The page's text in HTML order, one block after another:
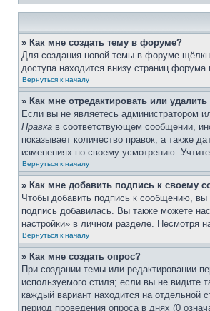
» Как мне создать тему в форуме?
Для создания новой темы в форуме
доступа находится внизу страниц
Вернуться к началу
» Как мне отредактировать или
Если вы не являетесь администратором
Правка в соответствующем сообщении,
показывает количество правок, а также
изменениях по своему усмотрению.
Вернуться к началу
» Как мне добавить подпись к своему
Чтобы добавить подпись к сообщению,
подпись добавилась. Вы также можете
настройки» в личном разделе. Несмотря
Вернуться к началу
» Как мне создать опрос?
При создании темы или редактировании
используемого стиля; если вы не видите
каждый вариант находится на отдельной
период проведения опроса в днях (0